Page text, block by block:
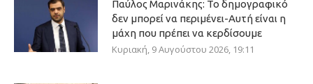
Παύλος Μαρινάκης: Το δημογραφικό
δεν μπορεί να περιμένει-Αυτή είναι η
μάχη που πρέπει να κερδίσουμε
Κυριακή, 9 Αυγούστου 2026, 19:11